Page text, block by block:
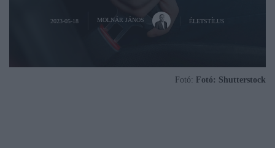
2023-05-18 MOLNÁR JÁNOS ÉLETSTÍLUS
Fotó: Fotó: Shutterstock